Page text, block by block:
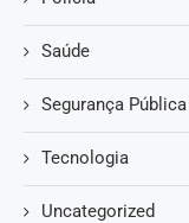
Saúde
Segurança Pública
Tecnologia
Uncategorized